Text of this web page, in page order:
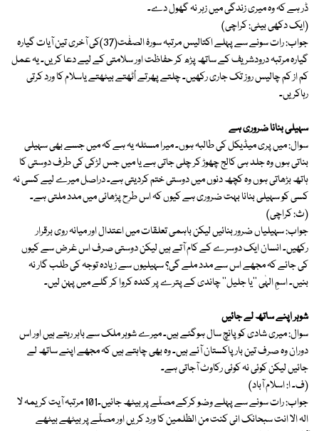
ڈر ہے کہ وہ میری زندگی میں زہر نہ گھول دے۔
(ایک دکھی بیٹی: کراچی)
جواب: رات سونے سے پہلے اکتالیس مرتبہ سورۂ الصفٰت(37)کی آخری تین آیات گیارہ
گیارہ مرتبہ درودشریف کے ساتھ پڑھ کر حفاظت اور سلامتی کے لیے دعا کریں۔ یہ عمل
کم از کم چالیس روز تک جاری رکھیں۔ چلتے پھرتے اُٹھتے بیٹھتے یاسلام کا ورد کرتی
رہاکریں۔
سہیلی بنانا ضروری ہے
سوال: میں پری میڈیکل کی طالبہ ہوں۔ میرا مسئلہ یہ ہے کہ میں جسے بھی سہیلی
بناتی ہوں وہ جلد ہی کالج چھوڑ کر چلی جاتی ہے یا میں جس لڑکی کی طرف دوستی کا
ہاتھ بڑھاتی ہوں وہ کچھ دنوں میں دوستی ختم کردیتی ہے۔ دراصل میرے لیے کسی نہ
کسی کو سہیلی بنانا بہت ضروری ہے کیوں کہ اس طرح پڑھائی میں مدد ملتی ہے۔
(ث: کراچی)
جواب: سہیلیاں ضرور بنائیں لیکن باہمی تعلقات میں اعتدال اور میانہ روی برقرار
رکھیں۔ انسان ایک دوسرے کے کام آتے ہیں لیکن دوستی صرف اس غرض سے کیوں
کی جائے کہ مجھے اس سے مدد ملے گی؟ سہیلیوں سے زیادہ توجہ کی طلب گار نہ
بنیں۔ اسمِ الہٰی ''یا جلیل'' چاندی کے پترے پر کندہ کروا کر گلے میں پہن لیں۔
شوہر اپنے ساتھ لے جائیں
سوال: میری شادی کو پانچ سال ہوگئے ہیں۔ میرے شوہر ملک سے باہر رہتے ہیں اور اس
دوران وہ صرف تین بار پاکستان آئے ہیں۔ وہ بھی چاہتے ہیں کہ مجھے اپنے ساتھ لے
جائیں لیکن کوئی نہ کوئی رکاوٹ آجاتی ہے۔
(ف۔ ا: اسلام آباد)
جواب: رات سونے سے پہلے وضو کرکے مصلّے پر بیٹھ جائیں۔101 مرتبہ آیت کریمہ لا
الہ الا انت سبحانک انی کنت من الظلمین کا ورد کریں اور مصلّے پر بیٹھے بیٹھے